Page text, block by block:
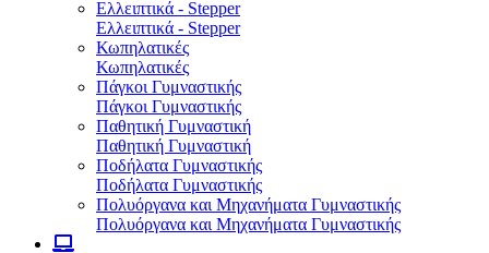
Ελλειπτικά - Stepper
Ελλειπτικά - Stepper
Κωπηλατικές
Κωπηλατικές
Πάγκοι Γυμναστικής
Πάγκοι Γυμναστικής
Παθητική Γυμναστική
Παθητική Γυμναστική
Ποδήλατα Γυμναστικής
Ποδήλατα Γυμναστικής
Πολυόργανα και Μηχανήματα Γυμναστικής
Πολυόργανα και Μηχανήματα Γυμναστικής